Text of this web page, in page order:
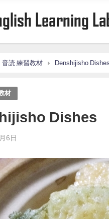
音読 練習教材 Denshijisho Dishes
材
Dishes
6日